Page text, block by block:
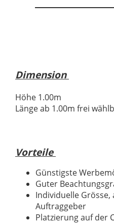
Dimension
Höhe 1.00m
Länge ab 1.00m frei
Vorteile
Günstigste
Guter
Individuelle Grösse,
Auftraggeber
Platzierung auf der